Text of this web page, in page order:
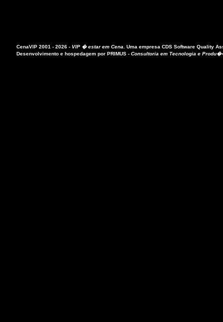
CenaVIP 2001 - 2026 - VIP � estar em Cena Uma empresa CDS Software Quality
Desenvolvimento e hospedagem por PRIMUS - Consultoria em Tecnologia e